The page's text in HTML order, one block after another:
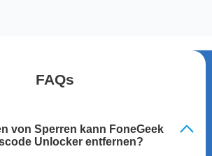
FAQs
von Sperren kann FoneGeek
Unlocker entfernen?